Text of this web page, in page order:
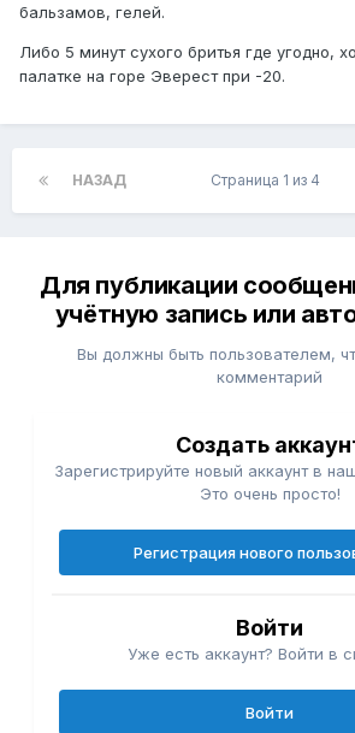
бальзамов, гелей.
Либо 5 минут сухого бритья где угодно,
палатке на горе Эверест при -20.
НАЗАД Страница 1 из 4
Для публикации
учётную запись или
Вы должны быть пользователем,
комментарий
Создать
Зарегистрируйте новый аккаунт в
Это очень просто!
Регистрация нового
Войти
Уже есть аккаунт? Войти в
Войти